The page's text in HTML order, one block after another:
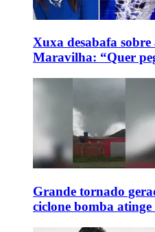
Xuxa desabafa
Maravilha: “Quer
Grande tornado
ciclone bomba atinge